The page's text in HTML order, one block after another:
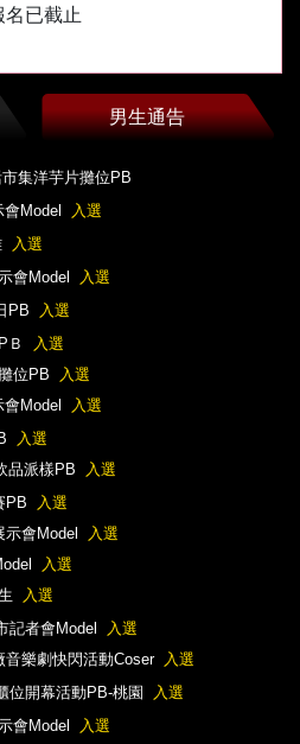
男生通告
集洋芋片攤位PB
會Model 入選
入選
會Model 入選
PB 入選
Ｂ
入選
位PB
入選
會Model
入選
入選
品派樣PB
入選
PB
入選
示會Model
入選
入選
入選
記者會Model
入選
音樂劇快閃活動Coser 入選
位開幕活動PB-桃園 入選
會Model
入選
名已截止